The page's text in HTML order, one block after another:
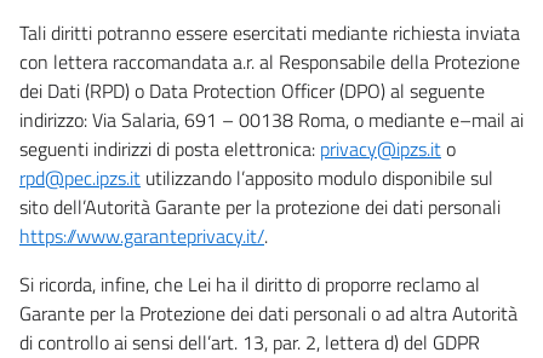
Tali diritti potranno essere esercitati mediante richiesta inviata
con lettera raccomandata a.r. al Responsabile della Protezione
dei Dati (RPD) o Data Protection Officer (DPO) al seguente
indirizzo: Via Salaria, 691 – 00138 Roma, o mediante e–mail ai
seguenti indirizzi di posta elettronica: privacy@ipzs.ito
rpd@pec.ipzs.it utilizzando l’apposito modulo disponibile sul
sito dell’Autorità Garante per la protezione dei dati personali
https://www.garanteprivacy.it/.
Si ricorda, infine, che Lei ha il diritto di proporre reclamo al
Garante per la Protezione dei dati personali o ad altra Autorità
di controllo ai sensi dell’art. 13, par. 2, lettera d) del GDPR